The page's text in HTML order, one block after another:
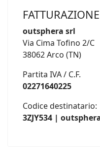
outsphera srl
Via Cima Tofino 2/C
38062 Arco (TN)
Partita IVA / C.F.
02271640225
Codice destinatario:
3ZJY534 |